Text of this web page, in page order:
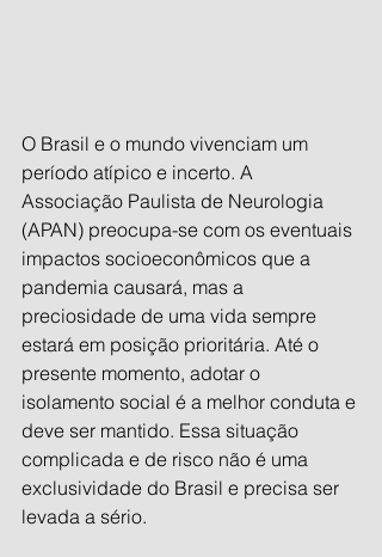
O Brasil e o mundo vivenciam um
período atípico e incerto. A
Associação Paulista de Neurologia
(APAN) preocupa-se com os eventuais
impactos socioeconômicos que a
pandemia causará, mas a
preciosidade de uma vida sempre
estará em posição prioritária. Até o
presente momento, adotar o
isolamento social é a melhor conduta e
deve ser mantido. Essa situação
complicada e de risco não é uma
exclusividade do Brasil e precisa ser
levada a sério.